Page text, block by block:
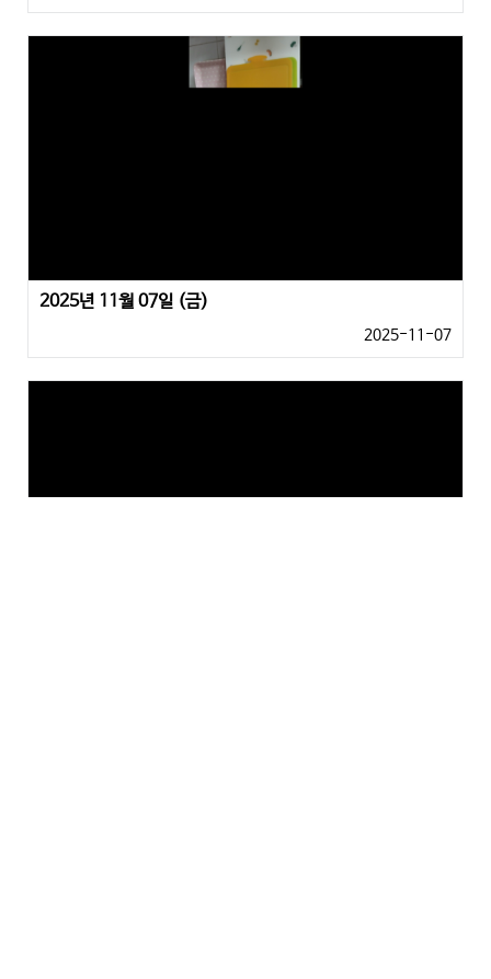
2025년 11월 07일 (금)
2025-11-07